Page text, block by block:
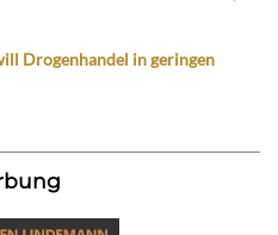
Drogenhandel in geringen